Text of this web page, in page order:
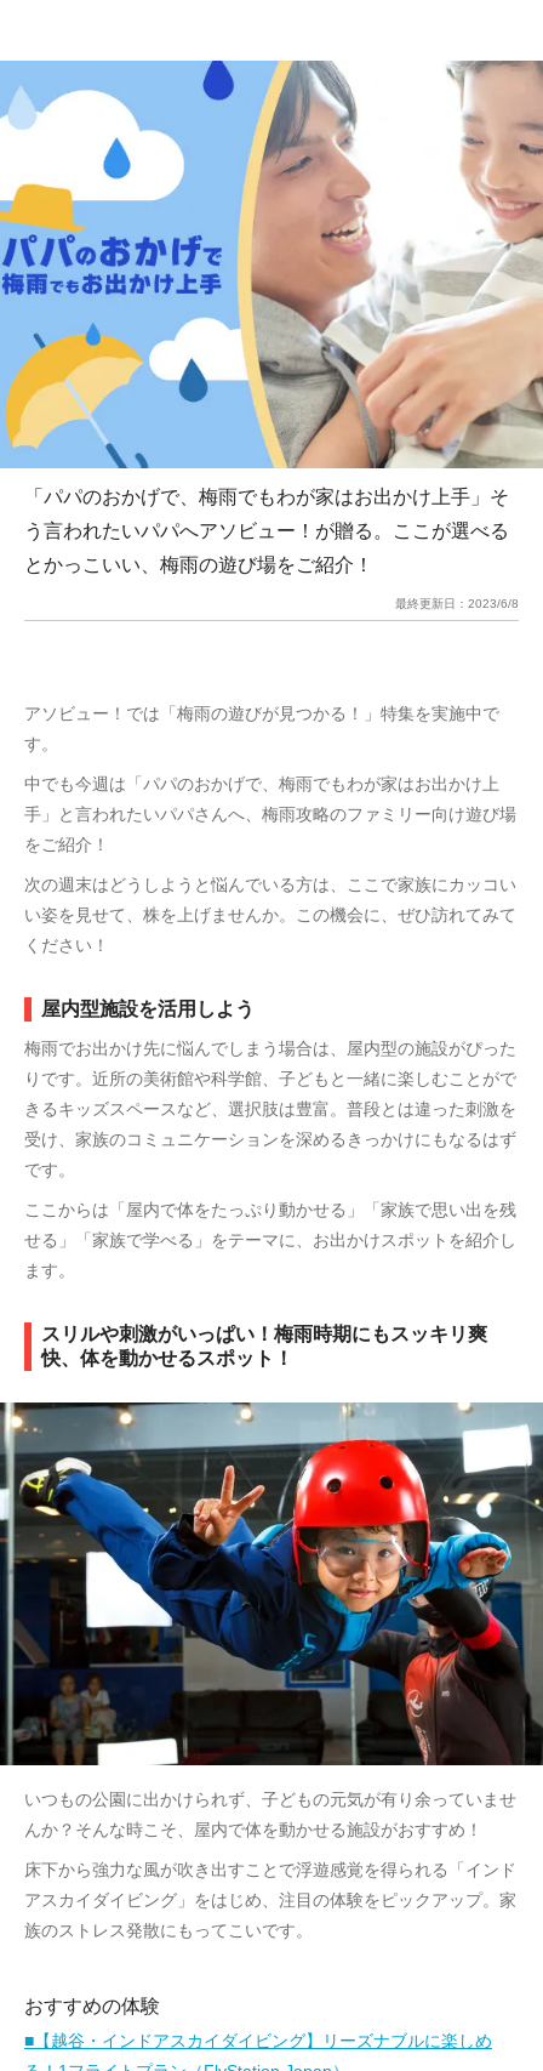
「パパのおかげで、梅雨でもわが家はお出かけ上手」そ
う言われたいパパへアソビュー！が贈る。ここが選べる
とかっこいい、梅雨の遊び場をご紹介！
最終更新日： 2023/6/8
アソビュー！では「梅雨の遊びが見つかる！」特集を実施中で
す。
中でも今週は「パパのおかげで、梅雨でもわが家はお出かけ上
手」と言われたいパパさんへ、梅雨攻略のファミリー向け遊び場
をご紹介！
次の週末はどうしようと悩んでいる方は、ここで家族にカッコい
い姿を見せて、株を上げませんか。この機会に、ぜひ訪れてみて
ください！
屋内型施設を活用しよう
梅雨でお出かけ先に悩んでしまう場合は、屋内型の施設がぴった
りです。近所の美術館や科学館、子どもと一緒に楽しむことがで
きるキッズスペースなど、選択肢は豊富。普段とは違った刺激を
受け、家族のコミュニケーションを深めるきっかけにもなるはず
です。
ここからは「屋内で体をたっぷり動かせる」「家族で思い出を残
せる」「家族で学べる」をテーマに、お出かけスポットを紹介し
ます。
スリルや刺激がいっぱい！梅雨時期にもスッキリ爽
快、体を動かせるスポット！
いつもの公園に出かけられず、子どもの元気が有り余っていませ
んか？そんな時こそ、屋内で体を動かせる施設がおすすめ！
床下から強力な風が吹き出すことで浮遊感覚を得られる「インド
アスカイダイビング」をはじめ、注目の体験をピックアップ。家
族のストレス発散にもってこいです。
おすすめの体験
■【越谷・インドアスカイダイビング】リーズナブルに楽しめ